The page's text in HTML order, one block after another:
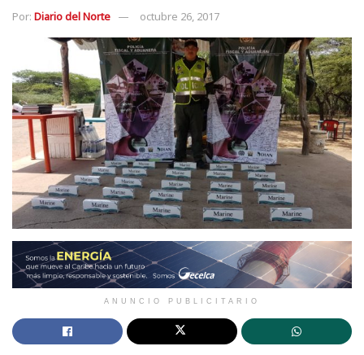
Por: Diario del Norte octubre 26, 2017
ANUNCIO PUBLICITARIO